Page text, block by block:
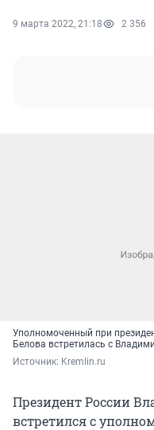
9 марта 2022, 21:18 2 356
Уполномоченный при
Белова встретилась с
Источник: Kremlin.ru
Президент России
встретился с